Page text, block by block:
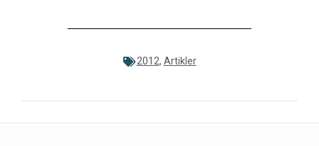
2012, Artikler